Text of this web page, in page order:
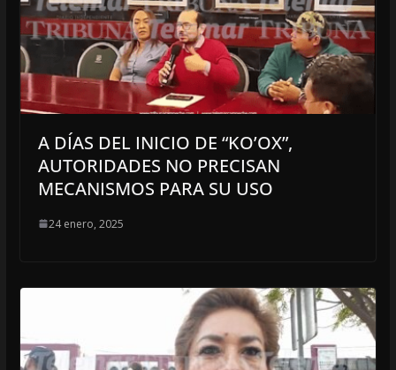
A DÍAS DEL INICIO DE “KO’OX”,
AUTORIDADES NO PRECISAN
MECANISMOS PARA SU USO
24 enero, 2025